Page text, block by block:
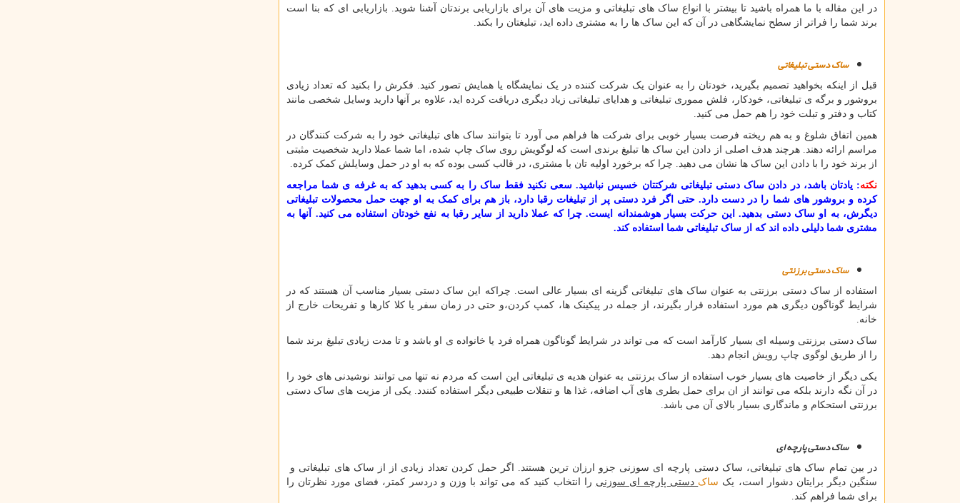
در این مقاله با ما همراه باشید تا بیشتر با انواع ساک های تبلیغاتی و مزیت های آن برای بازاریابی برندتان آشنا شوید. بازاریابی ای که بنا است
برند شما را فراتر از سطح نمایشگاهی در آن که این ساک ها را به مشتری داده اید، تبلیغتان را بکند.
ساک دستی تبلیغاتی
قبل از اینکه بخواهید تصمیم بگیرید، خودتان را به عنوان یک شرکت کننده در یک نمایشگاه یا همایش تصور کنید. فکرش را بکنید که تعداد زیادی
بروشور و برگه ی تبلیغاتی، خودکار، فلش مموری تبلیغاتی و هدایای تبلیغاتی زیاد دیگری دریافت کرده اید، علاوه بر آنها دارید وسایل شخصی مانند
کتاب و دفتر و تبلت خود را هم حمل می کنید.
همین اتفاق شلوغ و به هم ریخته فرصت بسیار خوبی برای شرکت ها فراهم می آورد تا بتوانند ساک های تبلیغاتی خود را به شرکت کنندگان در
مراسم ارائه دهند. هرچند هدف اصلی از دادن این ساک ها تبلیغ برندی است که لوگویش روی ساک چاپ شده، اما شما عملا دارید شخصیت مثبتی
از برند خود را با دادن این ساک ها نشان می دهید. چرا که برخورد اولیه تان با مشتری، در قالب کسی بوده که به او در حمل وسایلش کمک کرده.
نکته: یادتان باشد، در دادن ساک دستی تبلیغاتی شرکتتان خسیس نباشید. سعی نکنید فقط ساک را به کسی بدهید که به غرفه ی شما مراجعه
کرده و بروشور های شما را در دست دارد. حتی اگر فرد دستی پر از تبلیغات رقبا دارد، باز هم برای کمک به او جهت حمل محصولات تبلیغاتی
دیگرش، به او ساک دستی بدهید. این حرکت بسیار هوشمندانه ایست. چرا که عملا دارید از سایر رقبا به نفع خودتان استفاده می کنید. آنها به
مشتری شما دلیلی داده اند که از ساک تبلیغاتی شما استفاده کند.
ساک دستی برزنتی
استفاده از ساک دستی برزنتی به عنوان ساک های تبلیغاتی گزینه ای بسیار عالی است. چراکه این ساک دستی بسیار مناسب آن هستند که در
شرایط گوناگون دیگری هم مورد استفاده قرار بگیرند، از جمله در پیکینک ها، کمپ کردن،و حتی در زمان سفر یا کلا کارها و تفریحات خارج از
خانه.
ساک دستی برزنتی وسیله ای بسیار کارآمد است که می تواند در شرایط گوناگون همراه فرد یا خانواده ی او باشد و تا مدت زیادی تبلیغ برند شما
را از طریق لوگوی چاپ رویش انجام دهد.
یکی دیگر از خاصیت های بسیار خوب استفاده از ساک برزنتی به عنوان هدیه ی تبلیغاتی این است که مردم نه تنها می توانند نوشیدنی های خود را
در آن نگه دارند بلکه می توانند از ان برای حمل بطری های آب اضافه، غذا ها و تنقلات طبیعی دیگر استفاده کنندد. یکی از مزیت های ساک دستی
برزنتی استحکام و ماندگاری بسیار بالای آن می باشد.
ساک دستی پارچه ای
در بین تمام ساک های تبلیغاتی، ساک دستی پارچه ای سوزنی جزو ارزان ترین هستند. اگر حمل کردن تعداد زیادی از از ساک های تبلیغاتی و
سنگین دیگر برایتان دشوار است، یک ساک دستی پارچه ای سوزنی را انتخاب کنید که می تواند با وزن و دردسر کمتر، فضای مورد نظرتان را
برای شما فراهم کند.